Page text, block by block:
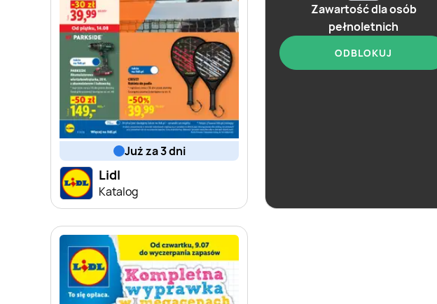
już za 3 dni
Lidl
Katalog
Zawartość dla osób
pełnoletnich
ODBLOKUJ